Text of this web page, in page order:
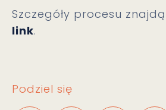
Szczegóły procesu
link.
Podziel się